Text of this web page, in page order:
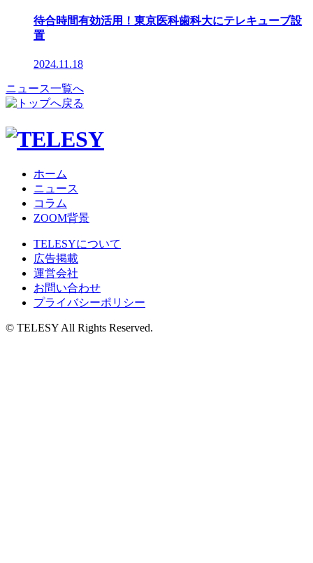
待合時間有効活用！東京医科歯科大にテレキューブ設
置
2024.11.18
ニュース一覧へ
ホーム
ニュース
コラム
ZOOM背景
TELESYについて
広告掲載
運営会社
お問い合わせ
プライバシーポリシー
© TELESY All Rights Reserved.